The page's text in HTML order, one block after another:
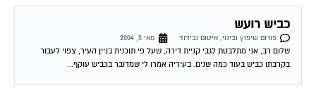
כביש רועש
פורום שיפוץ ובינוי, איטום ובידוד
מאי 5, 2004
שלום רב, אני מתלבטת לגבי קניית דירה, שעל פי תוכנית בניין העיר, צפוי לעבור
בקרבתו כביש בעוד כמה שנים. בעיריה אמרו לי שמדובר בכביש עוקף...